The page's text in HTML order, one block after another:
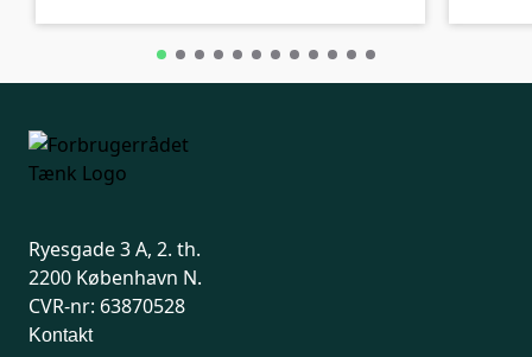
Ryesgade 3 A, 2. th.
2200 København N.
CVR-nr: 63870528
Kontakt